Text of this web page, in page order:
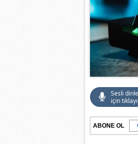
Sesli
için
ABONE OL